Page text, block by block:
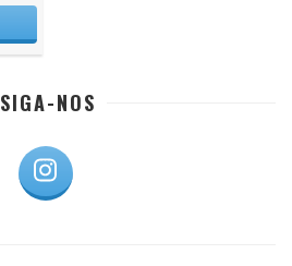
SIGA-NOS